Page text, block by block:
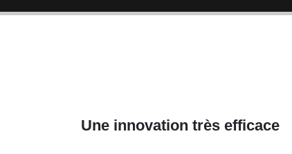
Une innovation très efficace